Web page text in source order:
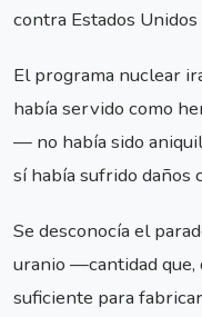
contra Estados
El programa nuclear
había servido como
— no había sido
sí había sufrido daños
Se desconocía el
uranio —cantidad que,
suficiente para